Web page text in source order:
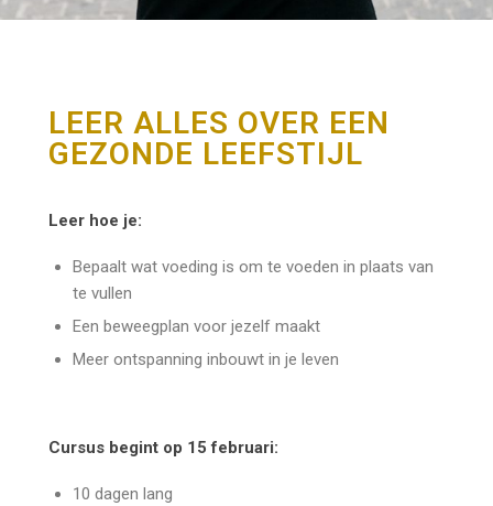
LEER ALLES OVER EEN
GEZONDE LEEFSTIJL
Leer hoe je:
Bepaalt wat voeding is om te voeden in plaats van
te vullen
Een beweegplan voor jezelf maakt
Meer ontspanning inbouwt in je leven
Cursus begint op 15 februari:
10 dagen lang